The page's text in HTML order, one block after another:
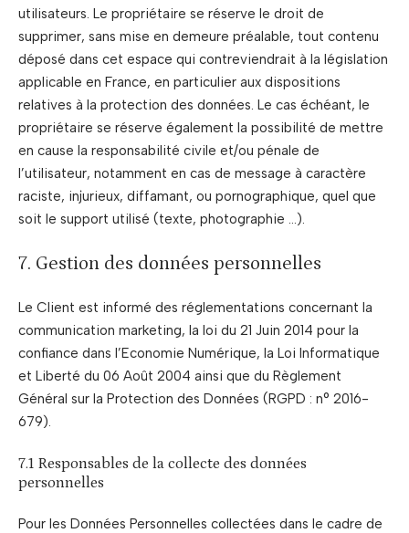
utilisateurs. Le propriétaire se réserve le droit de
supprimer, sans mise en demeure préalable, tout contenu
déposé dans cet espace qui contreviendrait à la législation
applicable en France, en particulier aux dispositions
relatives à la protection des données. Le cas échéant, le
propriétaire se réserve également la possibilité de mettre
en cause la responsabilité civile et/ou pénale de
l’utilisateur, notamment en cas de message à caractère
raciste, injurieux, diffamant, ou pornographique, quel que
soit le support utilisé (texte, photographie …).
7. Gestion des données personnelles
Le Client est informé des réglementations concernant la
communication marketing, la loi du 21 Juin 2014 pour la
confiance dans l’Economie Numérique, la Loi Informatique
et Liberté du 06 Août 2004 ainsi que du Règlement
Général sur la Protection des Données (RGPD : n° 2016-
679).
7.1 Responsables de la collecte des données
personnelles
Pour les Données Personnelles collectées dans le cadre de